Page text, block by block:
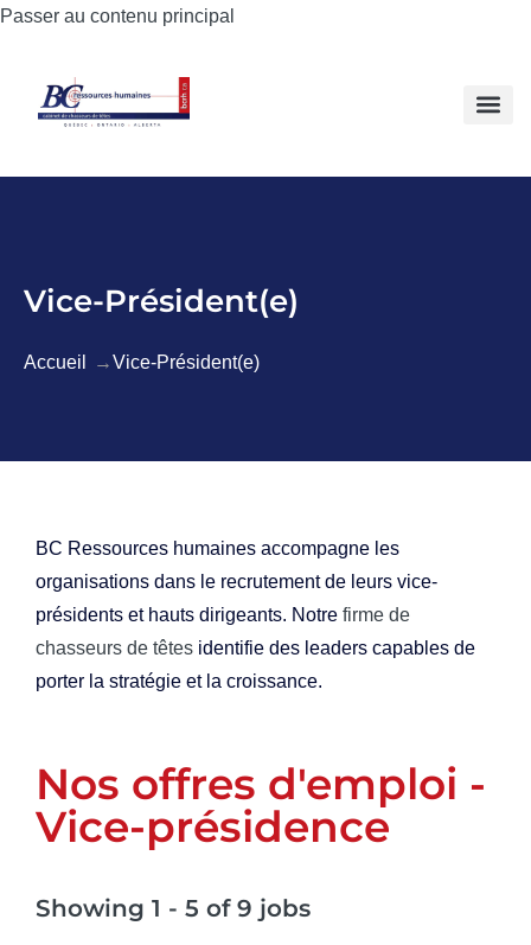
Passer au contenu principal
Vice-Président(e)
Accueil Vice-Président(e)
BC Ressources humaines accompagne les
organisations dans le recrutement de leurs vice-
présidents et hauts dirigeants. Notre firme de
chasseurs de têtes identifie des leaders capables de
porter la stratégie et la croissance.
Nos offres d'emploi -
Vice-présidence
Showing 1 - 5 of 9 jobs